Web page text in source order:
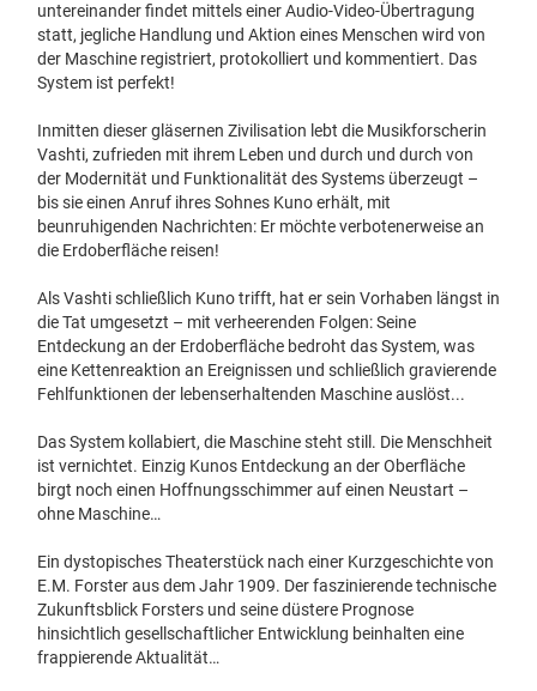
untereinander findet mittels einer Audio-Video-Übertragung
statt, jegliche Handlung und Aktion eines Menschen wird von
der Maschine registriert, protokolliert und kommentiert. Das
System ist perfekt!
Inmitten dieser gläsernen Zivilisation lebt die Musikforscherin
Vashti, zufrieden mit ihrem Leben und durch und durch von
der Modernität und Funktionalität des Systems überzeugt –
bis sie einen Anruf ihres Sohnes Kuno erhält, mit
beunruhigenden Nachrichten: Er möchte verbotenerweise an
die Erdoberfläche reisen!
Als Vashti schließlich Kuno trifft, hat er sein Vorhaben längst in
die Tat umgesetzt – mit verheerenden Folgen: Seine
Entdeckung an der Erdoberfläche bedroht das System, was
eine Kettenreaktion an Ereignissen und schließlich gravierende
Fehlfunktionen der lebenserhaltenden Maschine auslöst...
Das System kollabiert, die Maschine steht still. Die Menschheit
ist vernichtet. Einzig Kunos Entdeckung an der Oberfläche
birgt noch einen Hoffnungsschimmer auf einen Neustart –
ohne Maschine…
Ein dystopisches Theaterstück nach einer Kurzgeschichte von
E.M. Forster aus dem Jahr 1909. Der faszinierende technische
Zukunftsblick Forsters und seine düstere Prognose
hinsichtlich gesellschaftlicher Entwicklung beinhalten eine
frappierende Aktualität…